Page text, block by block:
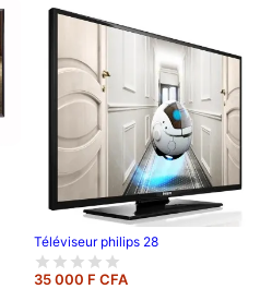
Téléviseur philips 28
35 000 F CFA